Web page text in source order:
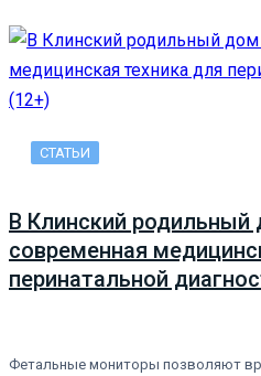
СТАТЬИ
В Клинский родильный
современная
перинатальной
Фетальные мониторы позволяют